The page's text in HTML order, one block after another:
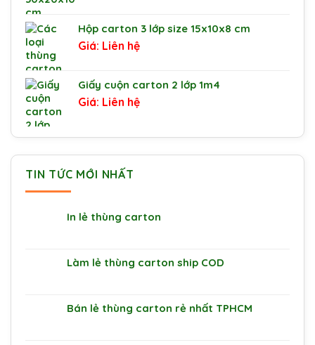
Hộp carton 3 lớp size 15x10x8 cm
Liên hệ
Giấy cuộn carton 2 lớp 1m4
Liên hệ
TIN TỨC MỚI NHẤT
In lẻ thùng carton
Làm lẻ thùng carton ship COD
Bán lẻ thùng carton rẻ nhất TPHCM